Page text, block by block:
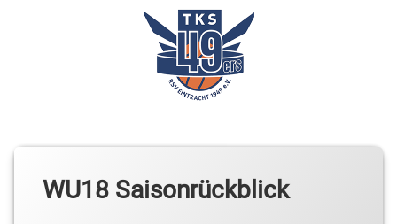
IMPRESSUM & DATENSCHUTZ
WU18 Saisonrückblick